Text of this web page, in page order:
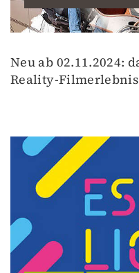
Neu ab 02.11.2024:
Reality-